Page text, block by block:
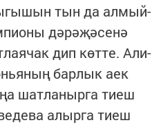
тын да ал­мый­
дә­рә­җә­се­нә
дип көт­те. Али­
бар­лык аек
шат­ла­ныр­га ти­еш
алыр­га ти­еш